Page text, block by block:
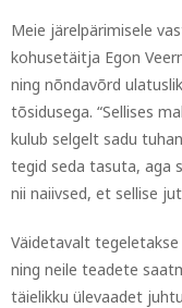
Meie järelpärimisele
kohusetäitja Egon
ning nõndavõrd
tõsidusega. “Sellises
kulub selgelt sadu
tegid seda tasuta, aga
nii naiivsed, et sellise
Väidetavalt
ning neile teadete
täielikku ülevaadet